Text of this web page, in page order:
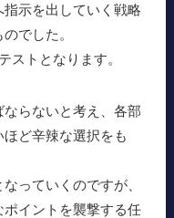
示を出していく戦略
でした。
ストとなります。
らないと考え、各部
ど辛辣な選択をも
っていくのですが、
イントを襲撃する任